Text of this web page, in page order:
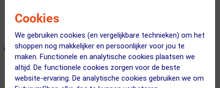
Cookies
We gebruiken cookies (en vergelijkbare technieken) om het
shoppen nog makkelijker en persoonlijker voor jou te
maken. Functionele en analytische cookies plaatsen we
altijd. De functionele cookies zorgen voor de beste
website-ervaring. De analytische cookies gebruiken we om
365 dagen retourrecht
← Terug naar productnavigatie
ONZE AANBEVOLEN COMBINATIE
BBB Cycling